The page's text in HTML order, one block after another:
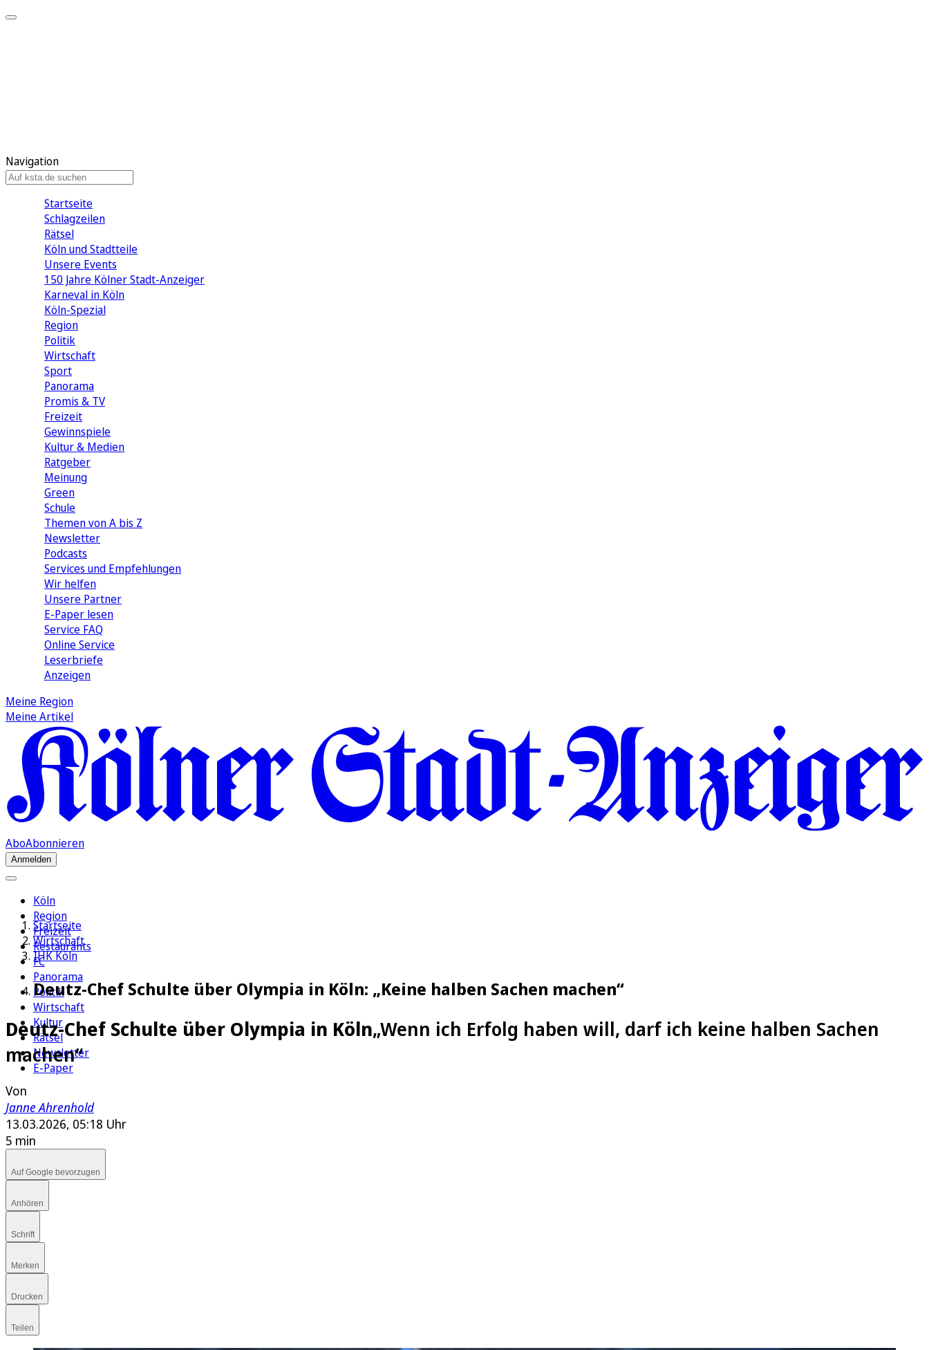
Navigation
Startseite
Schlagzeilen
Rätsel
Köln und Stadtteile
Unsere Events
150 Jahre Kölner Stadt-Anzeiger
Karneval in Köln
Köln-Spezial
Region
Politik
Wirtschaft
Sport
Panorama
Promis & TV
Freizeit
Gewinnspiele
Kultur & Medien
Ratgeber
Meinung
Green
Schule
Themen von A bis Z
Newsletter
Podcasts
Services und Empfehlungen
Wir helfen
Unsere Partner
E-Paper lesen
Service FAQ
Online Service
Leserbriefe
Anzeigen
Meine Region
Meine Artikel
AboAbonnieren
Anmelden
Köln
Region
Freizeit
Restaurants
FC
Panorama
Politik
Wirtschaft
Kultur
Rätsel
Newsletter
E-Paper
Startseite
Wirtschaft
IHK Köln
Deutz-Chef Schulte über Olympia in Köln: „Keine halben Sachen machen“
Deutz-Chef Schulte über Olympia in Köln„Wenn ich Erfolg haben will, darf ich keine halben Sachen
machen“
Von
Janne Ahrenhold
13.03.2026, 05:18 Uhr
5 min
Auf Google bevorzugen
Anhören
Schrift
Merken
Drucken
Teilen